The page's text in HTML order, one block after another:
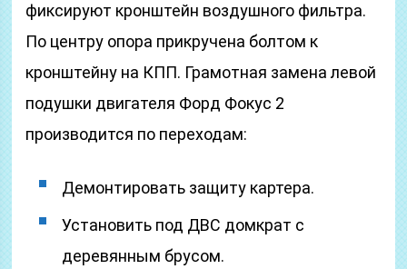
фиксируют кронштейн воздушного фильтра.
По центру опора прикручена болтом к
кронштейну на КПП. Грамотная замена левой
подушки двигателя Форд Фокус 2
производится по переходам:
Демонтировать защиту картера.
Установить под ДВС домкрат с
деревянным брусом.